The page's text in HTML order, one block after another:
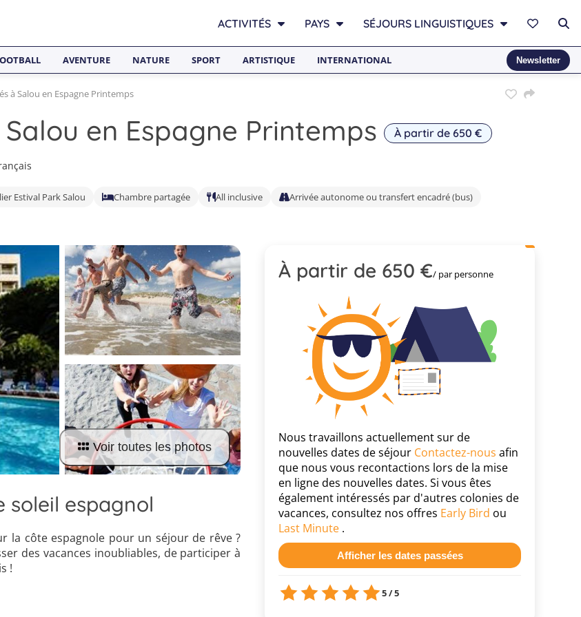
ACTIVITÉS PAYS SÉJOURS LINGUISTIQUES
AVENTURE NATURE SPORT ARTISTIQUE INTERNATIONAL Newsletter
à Salou en Espagne Printemps
en Espagne Printemps À partir de 650 €
Estival Park Salou Chambre partagée All inclusive
Arrivée autonome ou transfert encadré (bus)
À partir de 650 €/ par personne
Nous travaillons actuellement sur de
nouvelles dates de séjour Contactez-nous afin
que nous vous recontactions lors de la mise
en ligne des nouvelles dates. Si vous êtes
également intéressés par d'autres colonies de
vacances, consultez nos offres Early Bird ou
Last Minute .
Afficher les dates passées
5 / 5
Voir toutes les photos
soleil espagnol
la côte espagnole pour un séjour de rêve ?
des vacances inoubliables, de participer à
!